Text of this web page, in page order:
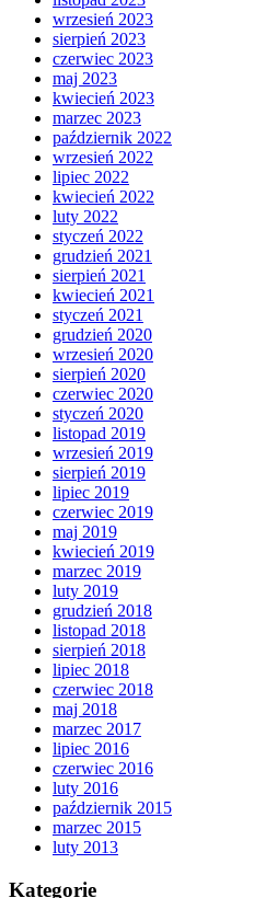
wrzesień 2023
sierpień 2023
czerwiec 2023
maj 2023
kwiecień 2023
marzec 2023
październik 2022
wrzesień 2022
lipiec 2022
kwiecień 2022
luty 2022
styczeń 2022
grudzień 2021
sierpień 2021
kwiecień 2021
styczeń 2021
grudzień 2020
wrzesień 2020
sierpień 2020
czerwiec 2020
styczeń 2020
listopad 2019
wrzesień 2019
sierpień 2019
lipiec 2019
czerwiec 2019
maj 2019
kwiecień 2019
marzec 2019
luty 2019
grudzień 2018
listopad 2018
sierpień 2018
lipiec 2018
czerwiec 2018
maj 2018
marzec 2017
lipiec 2016
czerwiec 2016
luty 2016
październik 2015
marzec 2015
luty 2013
Kategorie